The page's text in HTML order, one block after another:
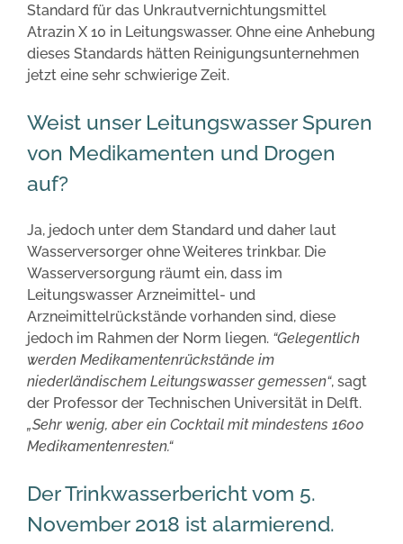
Standard für das Unkrautvernichtungsmittel
Atrazin X 10 in Leitungswasser. Ohne eine Anhebung
dieses Standards hätten Reinigungsunternehmen
jetzt eine sehr schwierige Zeit.
Weist unser Leitungswasser Spuren
von Medikamenten und Drogen
auf?
Ja, jedoch unter dem Standard und daher laut
Wasserversorger ohne Weiteres trinkbar. Die
Wasserversorgung räumt ein, dass im
Leitungswasser Arzneimittel- und
Arzneimittelrückstände vorhanden sind, diese
jedoch im Rahmen der Norm liegen. “Gelegentlich
werden Medikamentenrückstände im
niederländischem Leitungswasser gemessen“, sagt
der Professor der Technischen Universität in Delft.
„Sehr wenig, aber ein Cocktail mit mindestens 1600
Medikamentenresten.“
Der Trinkwasserbericht vom 5.
November 2018 ist alarmierend.